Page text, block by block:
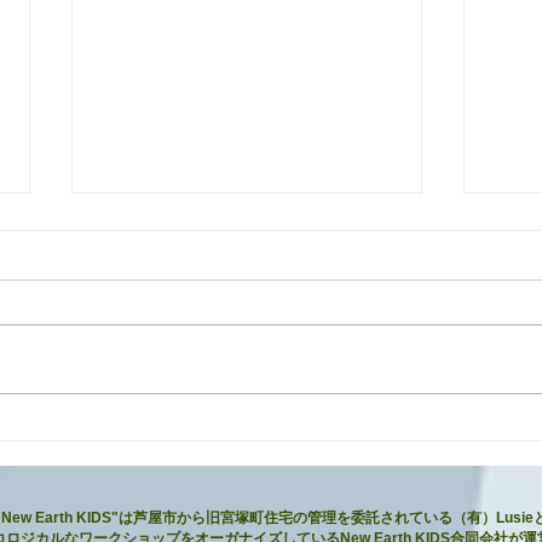
し方＠New Earth KIDS
募
Earth KIDS"は芦屋市から旧宮塚町住宅の管理を委託されている（有）Lusie
ロジカルなワークショップをオーガナイズしているNew Earth KIDS合同会社が運